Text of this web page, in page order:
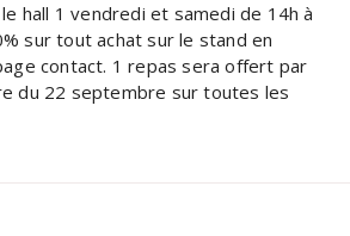
hall 1 vendredi et samedi de 14h à
sur tout achat sur le stand en
contact. 1 repas sera offert par
du 22 septembre sur toutes les